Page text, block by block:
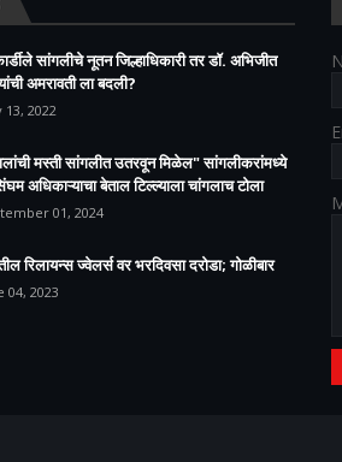
सांगलीचे नूतन जिल्हाधिकारी तर डॉ. अभिजीत
अमरावती ला बदली?
13, 2022
मस्ती सांगलीत उतरवून मिळेल" सांगलीकरांमध्ये
अधिकाऱ्याचा बेताल टिल्ल्याला चांगलाच टोला
01, 2024
रिलायन्स ज्वेलर्स वर भरदिवसा दरोडा; गोळीबार
04, 2023